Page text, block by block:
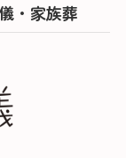
・家族葬